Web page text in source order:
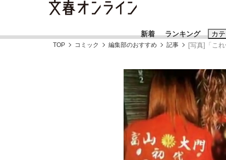
新着 ランキング カ
おすすめの
#藤田晋
#三
#玉木雄一郎
TOP コミック 編集部のおすすめ 記事 [写真]「こ